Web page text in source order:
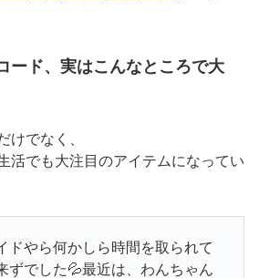
ード、実はこんなところで大
けでなく、
活でも大注目のアイテムになってい
ドやら何かしら時間を取られて
ずでした💦最近は、わんちゃん